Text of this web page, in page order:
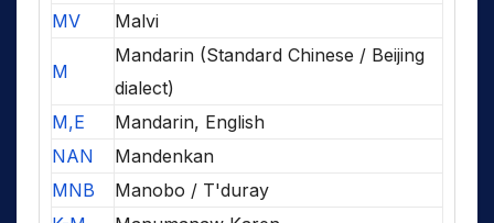
MV
Malvi
M
Mandarin (Standard Chinese / Beijing
dialect)
M,E
Mandarin, English
NAN
Mandenkan
MNB
Manobo / T'duray